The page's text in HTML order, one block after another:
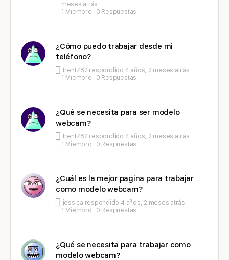
meses atrás
1 Miembro · 0 Respuestas
¿Cómo puedo trabajar desde mi
teléfono?
trent782 respondido 4 años, 2 meses atrás
1 Miembro · 0 Respuestas
¿Qué se necesita para ser modelo
webcam?
trent782 respondido 4 años, 2 meses atrás
1 Miembro · 0 Respuestas
¿Cuál es la mejor pagina para trabajar
como modelo webcam?
jessica respondido 4 años, 2 meses atrás
1 Miembro · 0 Respuestas
¿Qué se necesita para trabajar como
modelo webcam?